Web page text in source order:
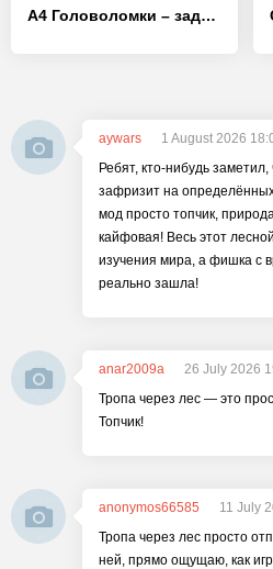
А4 Головоломки – задачи на логику
aywars
1 August 2026
Ребят, кто-нибудь
зафризит на
мод просто топчик,
кайфовая! Весь этот
изучения мира, а фишка с
реально зашла!
anar2009a
26 July 2026
Тропа через лес — это
Топчик!
anonymos66585
11 July
Тропа через лес просто
ней, прямо ощущаю, как